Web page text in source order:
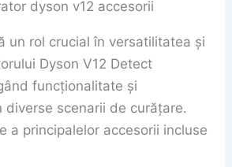
un rol crucial în versatilitatea și
Dyson V12 Detect
funcționalitate și
scenarii de curățare.
a principalelor accesorii incluse